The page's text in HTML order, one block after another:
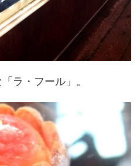
ラ・フール」。